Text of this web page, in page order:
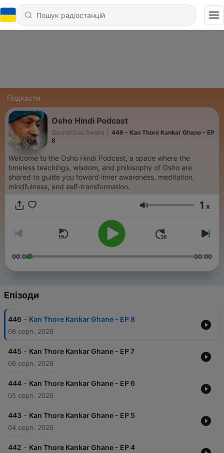
Подкасти
Osho Hindi Podcast
Govind Das Swami
446 - Kan Thore Kankar Ghane - EP
8
Welcome to the Osho Hindi Podcast, a space where the
timeless teachings, wisdom, and philosophy of Osho are
shared to guide you toward inner awareness, meditation,
mindfulness, and self-transformation.
Гучність 1 x
00:00 00:00
Епізоди
446 - Kan Thore Kankar Ghane - EP 8
08 серп. 2026
445 - Kan Thore Kankar Ghane - EP 7
06 серп. 2026
444 - Kan Thore Kankar Ghane - EP 6
05 серп. 2026
443 - Kan Thore Kankar Ghane - EP 5
04 серп. 2026
442 - Kan Thore Kankar Ghane - EP 4